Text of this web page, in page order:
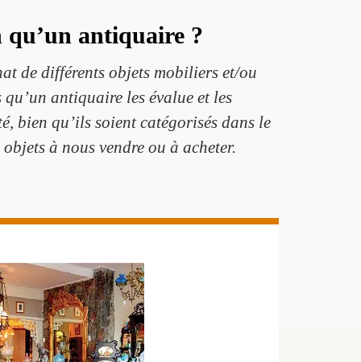
qu’un antiquaire ?
de différents objets mobiliers et/ou
antiquaire les évalue et les
bien qu’ils soient catégorisés dans le
à nous vendre ou à acheter.